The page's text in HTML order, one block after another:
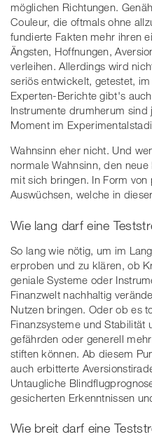
möglichen Richtungen.
Couleur, die oftmals ohne
fundierte Fakten mehr ihren
Ängsten, Hoffnungen,
verleihen. Allerdings wird
seriös entwickelt, getestet,
Experten-Berichte gibt's
Instrumente drumherum sind
Moment im
Wahnsinn eher nicht. Und
normale Wahnsinn, den
mit sich bringen. In Form
Auswüchsen, welche in
Wie lang darf eine
So lang wie nötig, um im
erproben und zu klären, ob
geniale Systeme oder
Finanzwelt nachhaltig
Nutzen bringen. Oder ob es
Finanzsysteme und Stabilität
gefährden oder generell
stiften können. Ab diesem
auch erbitterte
Untaugliche
gesicherten Erkenntnissen
Wie breit darf eine